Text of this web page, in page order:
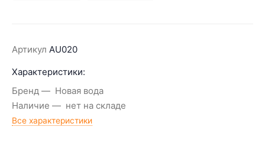
Артикул AU020
Характеристики:
Бренд
Новая вода
Наличие
нет на складе
Все характеристики